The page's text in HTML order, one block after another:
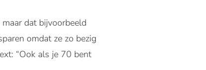
dat bijvoorbeeld
omdat ze zo bezig
“Ook als je 70 bent